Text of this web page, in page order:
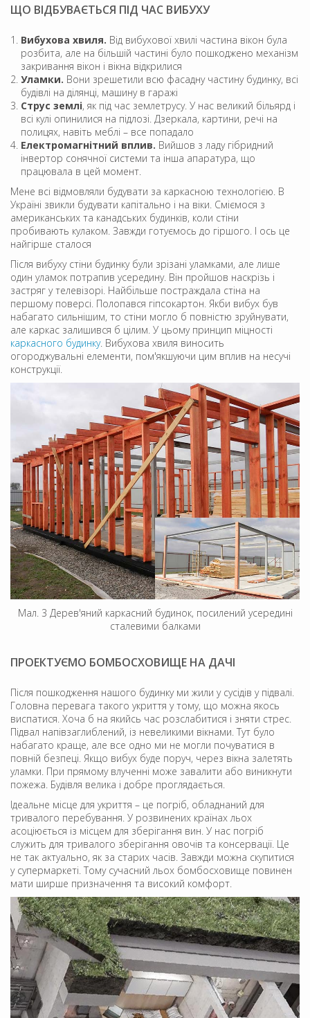
ЩО ВІДБУВАЄТЬСЯ ПІД ЧАС ВИБУХУ
Вибухова хвиля. Від вибухової хвилі частина вікон була
розбита, але на більшій частині було пошкоджено механізм
закривання вікон і вікна відкрилися
Уламки. Вони зрешетили всю фасадну частину будинку, всі
будівлі на ділянці, машину в гаражі
Струс землі, як під час землетрусу. У нас великий більярд і
всі кулі опинилися на підлозі. Дзеркала, картини, речі на
полицях, навіть меблі – все попадало
Електромагнітний вплив. Вийшов з ладу гібридний
інвертор сонячної системи та інша апаратура, що
працювала в цей момент.
Мене всі відмовляли будувати за каркасною технологією. В
Україні звикли будувати капітально і на віки. Сміємося з
американських та канадських будинків, коли стіни
пробивають кулаком. Завжди готуємось до гіршого. І ось це
найгірше сталося
Після вибуху стіни будинку були зрізані уламками, але лише
один уламок потрапив усередину. Він пройшов наскрізь і
застряг у телевізорі. Найбільше постраждала стіна на
першому поверсі. Полопався гіпсокартон. Якби вибух був
набагато сильнішим, то стіни могло б повністю зруйнувати,
але каркас залишився б цілим. У цьому принцип міцності
каркасного будинку. Вибухова хвиля виносить
огороджувальні елементи, пом'якшуючи цим вплив на несучі
конструкції.
Мал. 3 Дерев'яний каркасний будинок, посилений усередині
сталевими балками
ПРОЕКТУЄМО БОМБОСХОВИЩЕ НА ДАЧІ
Після пошкодження нашого будинку ми жили у сусідів у підвалі.
Головна перевага такого укриття у тому, що можна якось
виспатися. Хоча б на якийсь час розслабитися і зняти стрес.
Підвал напівзаглиблений, із невеликими вікнами. Тут було
набагато краще, але все одно ми не могли почуватися в
повній безпеці. Якщо вибух буде поруч, через вікна залетять
уламки. При прямому влученні може завалити або виникнути
пожежа. Будівля велика і добре проглядається.
Ідеальне місце для укриття – це погріб, обладнаний для
тривалого перебування. У розвинених країнах льох
асоціюється із місцем для зберігання вин. У нас погріб
служить для тривалого зберігання овочів та консервації. Це
не так актуально, як за старих часів. Завжди можна скупитися
у супермаркеті. Тому сучасний льох бомбосховище повинен
мати ширше призначення та високий комфорт.